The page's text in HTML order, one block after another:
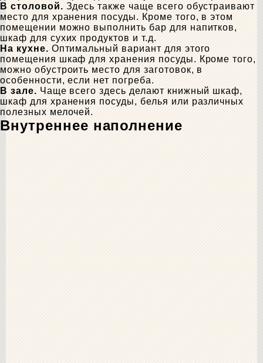
В столовой. Здесь также чаще всего обустраивают
место для хранения посуды. Кроме того, в этом
помещении можно выполнить бар для напитков,
шкаф для сухих продуктов и т.д.
На кухне. Оптимальный вариант для этого
помещения шкаф для хранения посуды. Кроме того,
можно обустроить место для заготовок, в
особенности, если нет погреба.
В зале. Чаще всего здесь делают книжный шкаф,
шкаф для хранения посуды, белья или различных
полезных мелочей.
Внутреннее наполнение